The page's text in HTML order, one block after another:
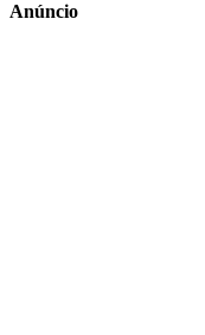
Anúncio